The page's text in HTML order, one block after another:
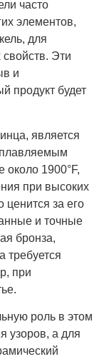
часто
элементов,
для
Эти
и
продукт будет
является
около 1900°F,
при высоких
ценится за его
и точные
бронза,
требуется
при
роль в этом
узоров, а для